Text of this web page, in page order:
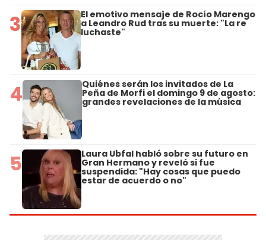
3 El emotivo mensaje de Rocío Marengo
a Leandro Rud tras su muerte: "La re
luchaste"
4 Quiénes serán los invitados de La
Peña de Morfi el domingo 9 de agosto:
grandes revelaciones de la música
5 Laura Ubfal habló sobre su futuro en
Gran Hermano y reveló si fue
suspendida: "Hay cosas que puedo
estar de acuerdo o no"